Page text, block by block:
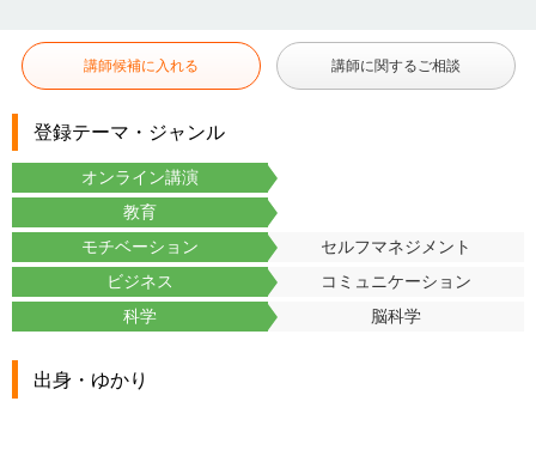
講師候補に入れる 講師に関するご相談
登録テーマ・ジャンル
オンライン講演
教育
モチベーション
セルフマネジメント
ビジネス
コミュニケーション
科学
脳科学
出身・ゆかり